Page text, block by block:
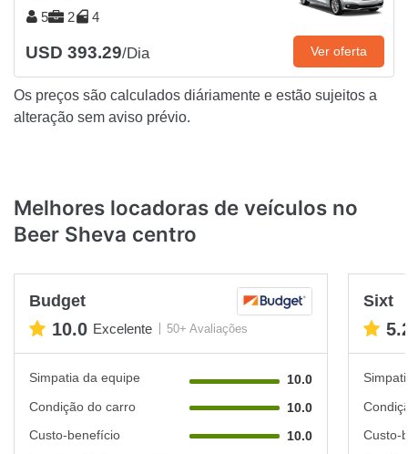
5 2 4
USD 393.29/Dia Ver oferta
Os preços são calculados diáriamente e estão sujeitos a
alteração sem aviso prévio.
Melhores locadoras de veículos no
Beer Sheva centro
Budget
10.0 Excelente 50+ Avaliações
Simpatia da equipe
10.0
Condição do carro
10.0
Custo-benefício
10.0
Sixt
Custo-